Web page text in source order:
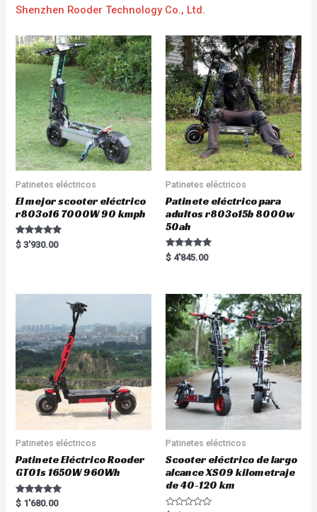
Shenzhen Rooder Technology Co., Ltd.
Patinetes eléctricos
El mejor scooter eléctrico
r803o16 7000W 90 kmph
Rated
5.00
$ 3'930.00
Patinetes eléctricos
Patinete eléctrico para
adultos r803o15b 8000w
50ah
Rated
5.00
$ 4'845.00
Patinetes eléctricos
Patinete Eléctrico Rooder
GT01s 1650W 960Wh
Rated
5.00
$ 1'680.00
Patinetes eléctricos
Scooter eléctrico de largo
alcance XS09 kilometraje
de 40-120 km